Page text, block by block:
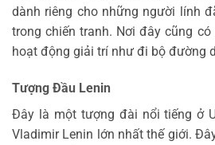
dành riêng cho những người lính
trong chiến tranh. Nơi đây cũng
hoạt động giải trí như đi bộ đường
Tượng Đầu Lenin
Đây là một tượng đài nổi tiếng ở
Vladimir Lenin lớn nhất thế giới.